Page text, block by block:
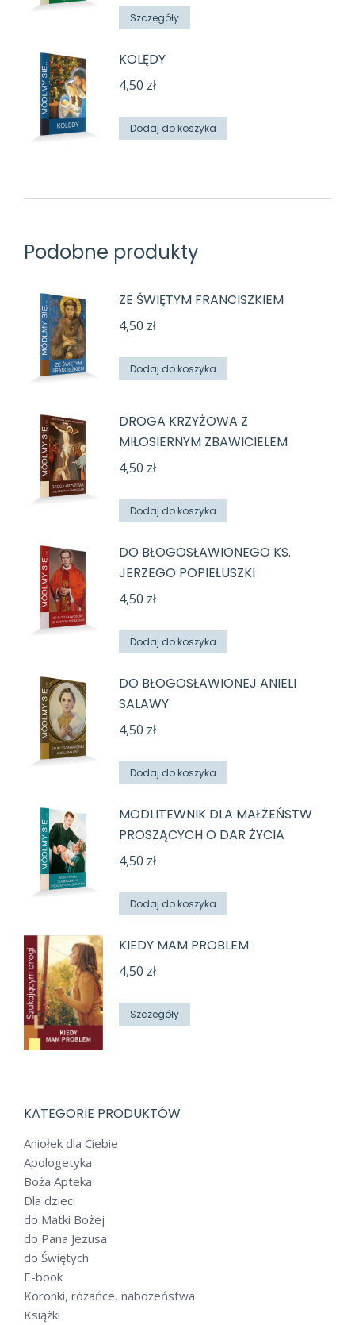
Szczegóły
KOLĘDY
4,50 zł
Dodaj do koszyka
Podobne produkty
ZE ŚWIĘTYM FRANCISZKIEM
4,50 zł
Dodaj do koszyka
DROGA KRZYŻOWA Z
MIŁOSIERNYM ZBAWICIELEM
4,50 zł
Dodaj do koszyka
DO BŁOGOSŁAWIONEGO KS.
JERZEGO POPIEŁUSZKI
4,50 zł
Dodaj do koszyka
DO BŁOGOSŁAWIONEJ ANIELI
SALAWY
4,50 zł
Dodaj do koszyka
MODLITEWNIK DLA MAŁŻEŃSTW
PROSZĄCYCH O DAR ŻYCIA
4,50 zł
Dodaj do koszyka
KIEDY MAM PROBLEM
4,50 zł
Szczegóły
KATEGORIE PRODUKTÓW
Aniołek dla Ciebie
Apologetyka
Boża Apteka
Dla dzieci
do Matki Bożej
do Pana Jezusa
do Świętych
E-book
Koronki, różańce, nabożeństwa
Książki